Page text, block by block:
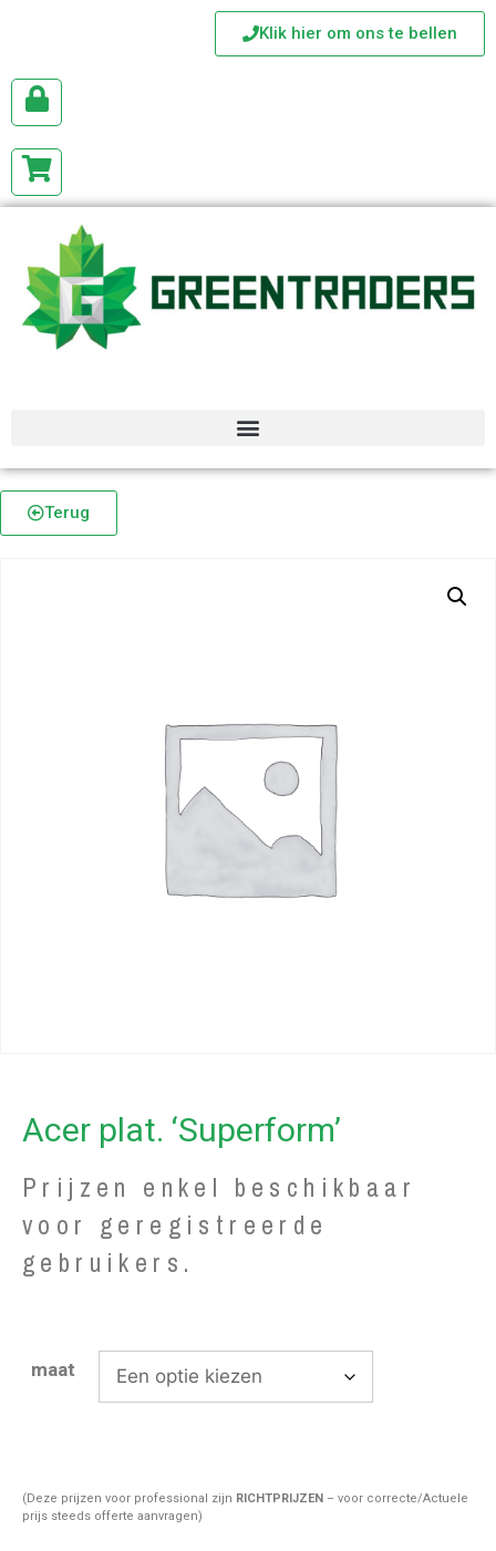
Klik hier om ons te bellen
Terug
Acer plat. ‘Superform’
Prijzen enkel beschikbaar
voor geregistreerde
gebruikers.
maat
(Deze prijzen voor professional zijn RICHTPRIJZEN – voor correcte/Actuele
prijs steeds offerte aanvragen)